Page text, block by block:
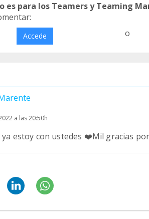
es para los Teamers y Teaming
Accede o
a las 20:50h
ya estoy con ustedes ❤️Mil gracias